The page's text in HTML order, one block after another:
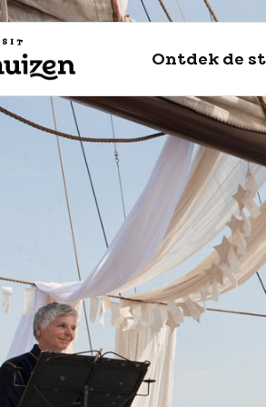
Ontdek de